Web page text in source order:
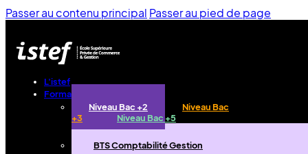
Passer au contenu principal Passer au pied de page
L'istef
Formations
Niveau Bac +2
Niveau Bac
+3
Niveau Bac +5
BTS Comptabilité Gestion